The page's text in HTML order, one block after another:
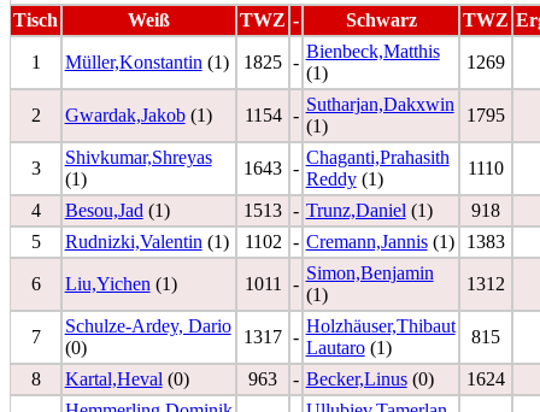
Tisch
Weiß TWZ - Schwarz TWZ
1 Müller,Konstantin (1) 1825 -
Bienbeck,Matthis
(1)
1269
2 Gwardak,Jakob(1) 1154 -
Sutharjan,Dakxwin
(1)
1795
3
Shivkumar,Shreyas
(1)
1643 -
Chaganti,Prahasith
Reddy(1)
1110
4 Besou,Jad (1) 1513 - Trunz,Daniel (1)
918
5
Rudnizki,Valentin (1) 1102 - Cremann,Jannis(1) 1383
6 Liu,Yichen (1) 1011 -
Simon,Benjamin
(1)
1312
7
Schulze-Ardey, Dario
(0)
1317 -
Holzhäuser,Thibaut
Lautaro(1)
815
8 Kartal,Heval (0) 963 - Becker,Linus(0) 1624